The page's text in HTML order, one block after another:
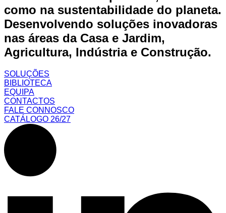
como na sustentabilidade do planeta.
Desenvolvendo soluções inovadoras
nas áreas da Casa e Jardim,
Agricultura, Indústria e Construção.
SOLUÇÕES
BIBLIOTECA
EQUIPA
CONTACTOS
FALE CONNOSCO
CATÁLOGO 26/27